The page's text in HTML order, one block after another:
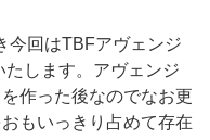
今回はTBFアヴェンジ
します。アヴェンジ
作った後なのでなお更
もいっきり占めて存在